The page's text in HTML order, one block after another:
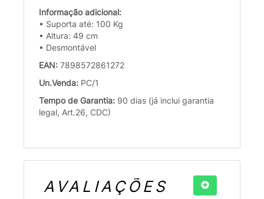
Informação adicional:
• Suporta até: 100 Kg
• Altura: 49 cm
• Desmontável
EAN: 7898572861272
Un.Venda: PC/1
Tempo de Garantia: 90 dias (já inclui garantia
legal, Art.26, CDC)
AVALIAÇÕES